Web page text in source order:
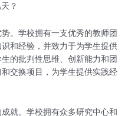
？
。学校拥有一支优秀的教师团
和经验，并致力于为学生提供
的批判性思维、创新能力和团
交换项目，为学生提供实践经
就。学校拥有众多研究中心和